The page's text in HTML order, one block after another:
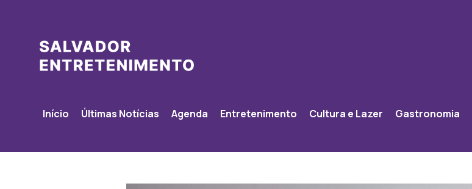
Início Últimas Notícias Agenda Entretenimento Cultura e Lazer Gastronomia